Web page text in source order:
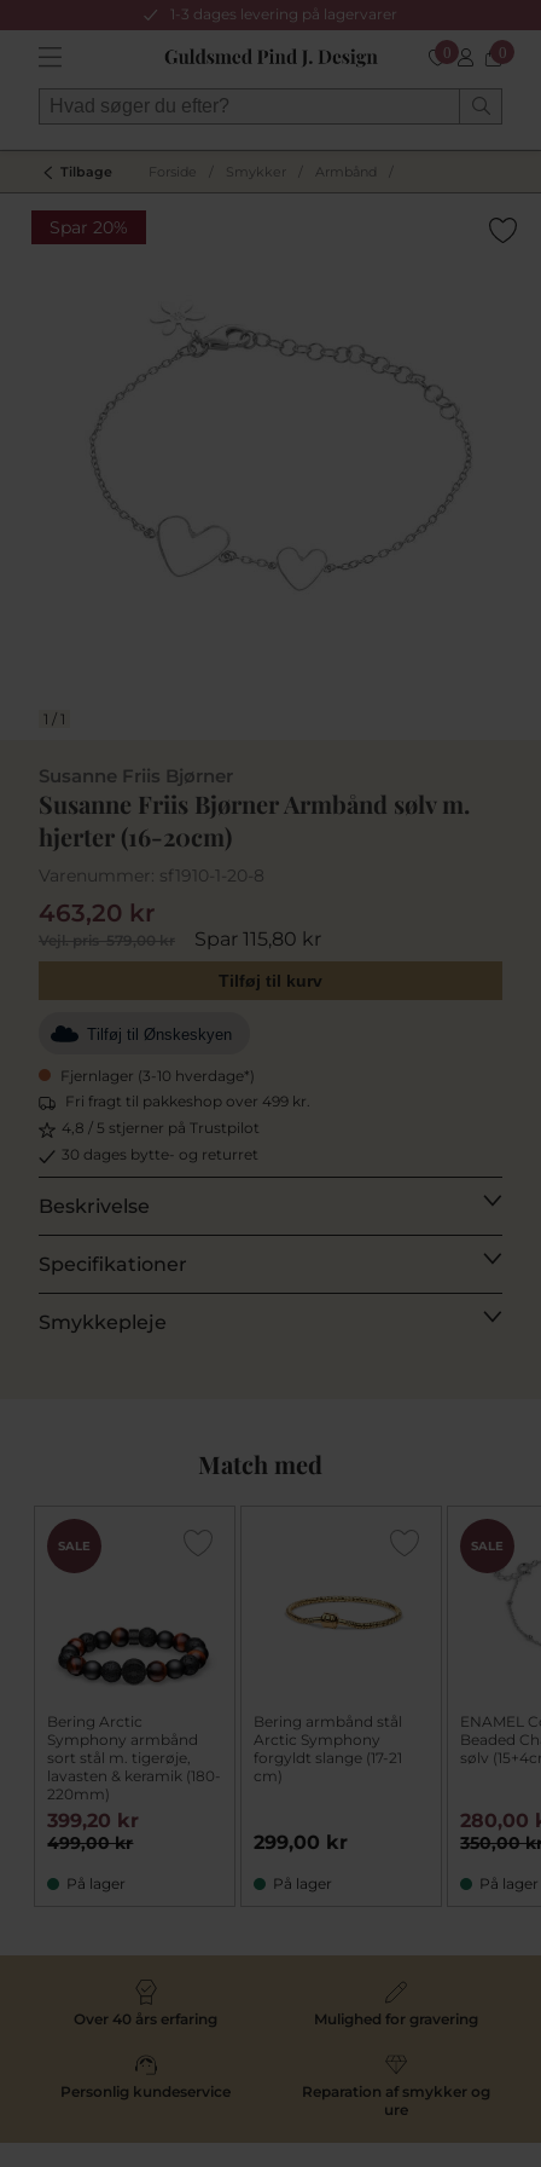
1-3 dages levering på lagervarer
0 0
Tilbage Forside Smykker Armbånd
Spar 20%
1 / 1
Susanne Friis Bjørner
Susanne Friis Bjørner Armbånd sølv m.
hjerter (16-20cm)
Varenummer: sf1910-1-20-8
Vejl. pris579,00 kr Spar 115,80 kr
463,20 kr
Tilføj til kurv
Tilføj til Ønskeskyen
Fjernlager (3-10 hverdage*)
Fri fragt til pakkeshop over 499 kr.
4,8 / 5 stjerner på Trustpilot
30 dages bytte- og returret
Beskrivelse
Specifikationer
Smykkepleje
Match med
SALE
Bering Arctic
Symphony armbånd
sort stål m. tigerøje,
lavasten & keramik (180-
220mm)
499,00 kr
399,20 kr
På lager
Bering armbånd stål
Arctic Symphony
forgyldt slange (17-21
cm)
299,00 kr
På lager
SALE
ENAMEL
Beaded
sølv
350,00
280,00
På lager
Over 40 års erfaring Mulighed for gravering
Personlig kundeservice
Reparation af smykker og
ure